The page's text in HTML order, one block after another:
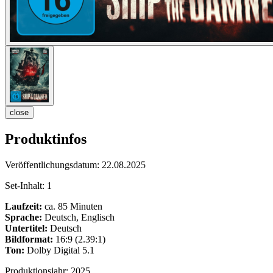
close
Produktinfos
Veröffentlichungsdatum: 22.08.2025
Set-Inhalt: 1
Laufzeit: ca. 85 Minuten
Sprache: Deutsch, Englisch
Untertitel: Deutsch
Bildformat: 16:9 (2.39:1)
Ton: Dolby Digital 5.1
Produktionsjahr: 2025